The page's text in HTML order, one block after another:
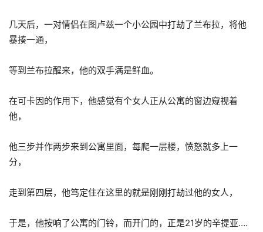
几天后，一对情侣在图卢兹一个小公园中打劫了兰布拉，将他
暴揍一通，
等到兰布拉醒来，他的双手满是鲜血。
在可卡因的作用下，他感觉有个女人正从公寓的窗边窥视着
他，
他三步并作两步来到公寓里面，每爬一层楼，愤怒就多上一
分，
走到第四层，他笃定住在这里的就是刚刚打劫过他的女人，
于是，他按响了公寓的门铃，而开门的，正是21岁的辛提亚….